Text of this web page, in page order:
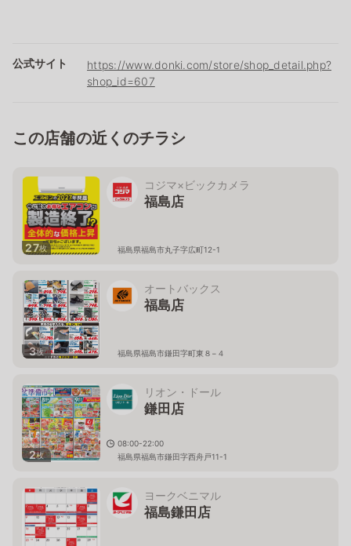
公式サイト
https://www.donki.com/store/shop_detail.php?
shop_id=607
この店舗の近くのチラシ
27枚
コジマ×ビックカメラ
福島店
福島県福島市丸子字広町12-1
3枚
オートバックス
福島店
福島県福島市鎌田字町東８−４
2枚
リオン・ドール
鎌田店
08:00-22:00
福島県福島市鎌田字西舟戸11-1
ヨークベニマル
福島鎌田店